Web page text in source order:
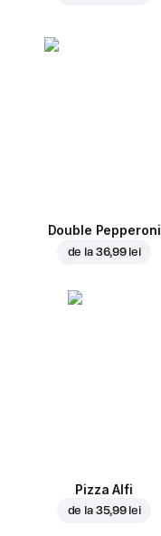
Double Pepperoni
de la 36,99 lei
Pizza Alfi
de la 35,99 lei